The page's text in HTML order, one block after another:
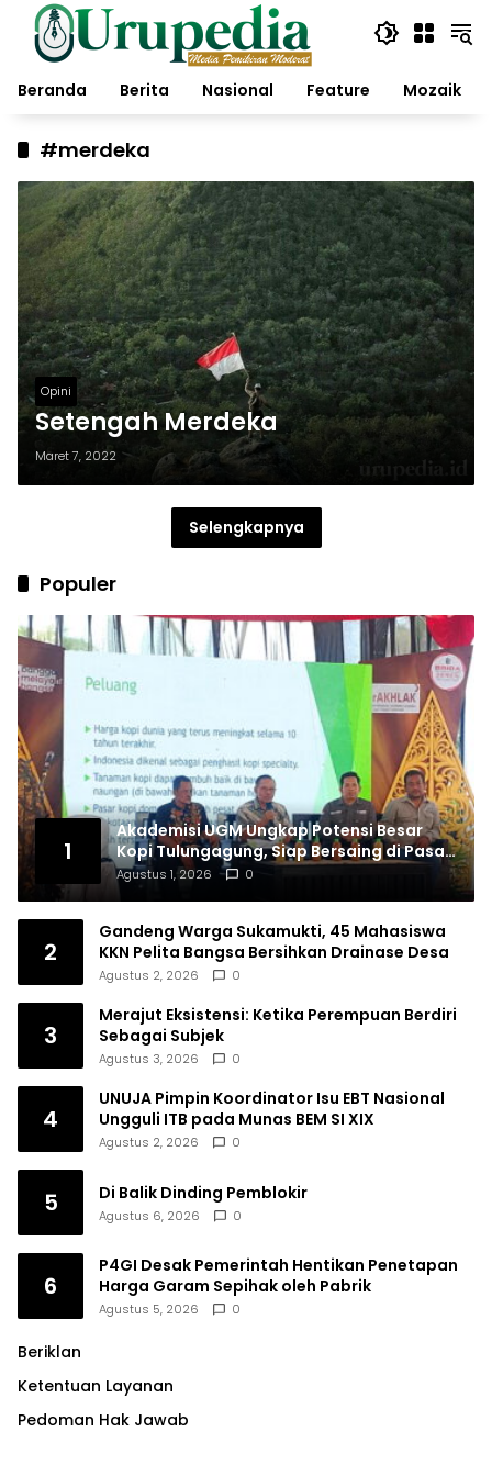
Langsung
konten
Beranda
Berita Nasional Feature Mozaik
#merdeka
Opini
Setengah Merdeka
Maret 7, 2022
Selengkapnya
Populer
1
Akademisi UGM Ungkap Potensi Besar
Kopi Tulungagung, Siap Bersaing di Pasar
Nasional hingga Dunia
Agustus 1, 2026 0
2
Gandeng Warga Sukamukti, 45 Mahasiswa
KKN Pelita Bangsa Bersihkan Drainase Desa
Agustus 2, 2026 0
3
Merajut Eksistensi: Ketika Perempuan Berdiri
Sebagai Subjek
Agustus 3, 2026 0
4
UNUJA Pimpin Koordinator Isu EBT Nasional
Ungguli ITB pada Munas BEM SI XIX
Agustus 2, 2026 0
5 Di Balik Dinding Pemblokir
Agustus 6, 2026 0
6
P4GI Desak Pemerintah Hentikan Penetapan
Harga Garam Sepihak oleh Pabrik
Agustus 5, 2026 0
Beriklan
Ketentuan Layanan
Pedoman Hak Jawab